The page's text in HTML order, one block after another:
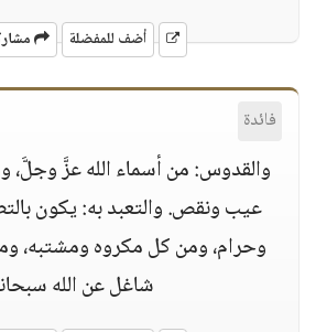
أضف للمفضلة
فائدة
والقدوس: من أسماء الله عزَّ وجلَّ،
عيب ونقص. والتعبد به: يكون
وحرام، ومن كل مكروه ومشتبه،
شاغل عن الله